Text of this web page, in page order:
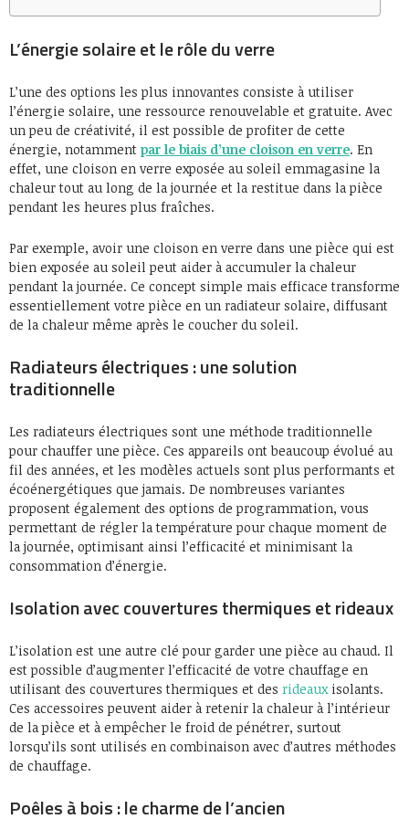
L’énergie solaire et le rôle du verre
L’une des options les plus innovantes consiste à utiliser
l’énergie solaire, une ressource renouvelable et gratuite. Avec
un peu de créativité, il est possible de profiter de cette
énergie, notamment par le biais d’une cloison en verre. En
effet, une cloison en verre exposée au soleil emmagasine la
chaleur tout au long de la journée et la restitue dans la pièce
pendant les heures plus fraîches.
Par exemple, avoir une cloison en verre dans une pièce qui est
bien exposée au soleil peut aider à accumuler la chaleur
pendant la journée. Ce concept simple mais efficace transforme
essentiellement votre pièce en un radiateur solaire, diffusant
de la chaleur même après le coucher du soleil.
Radiateurs électriques : une solution
traditionnelle
Les radiateurs électriques sont une méthode traditionnelle
pour chauffer une pièce. Ces appareils ont beaucoup évolué au
fil des années, et les modèles actuels sont plus performants et
écoénergétiques que jamais. De nombreuses variantes
proposent également des options de programmation, vous
permettant de régler la température pour chaque moment de
la journée, optimisant ainsi l’efficacité et minimisant la
consommation d’énergie.
Isolation avec couvertures thermiques et rideaux
L’isolation est une autre clé pour garder une pièce au chaud. Il
est possible d’augmenter l’efficacité de votre chauffage en
utilisant des couvertures thermiques et des rideauxisolants.
Ces accessoires peuvent aider à retenir la chaleur à l’intérieur
de la pièce et à empêcher le froid de pénétrer, surtout
lorsqu’ils sont utilisés en combinaison avec d’autres méthodes
de chauffage.
Poêles à bois : le charme de l’ancien